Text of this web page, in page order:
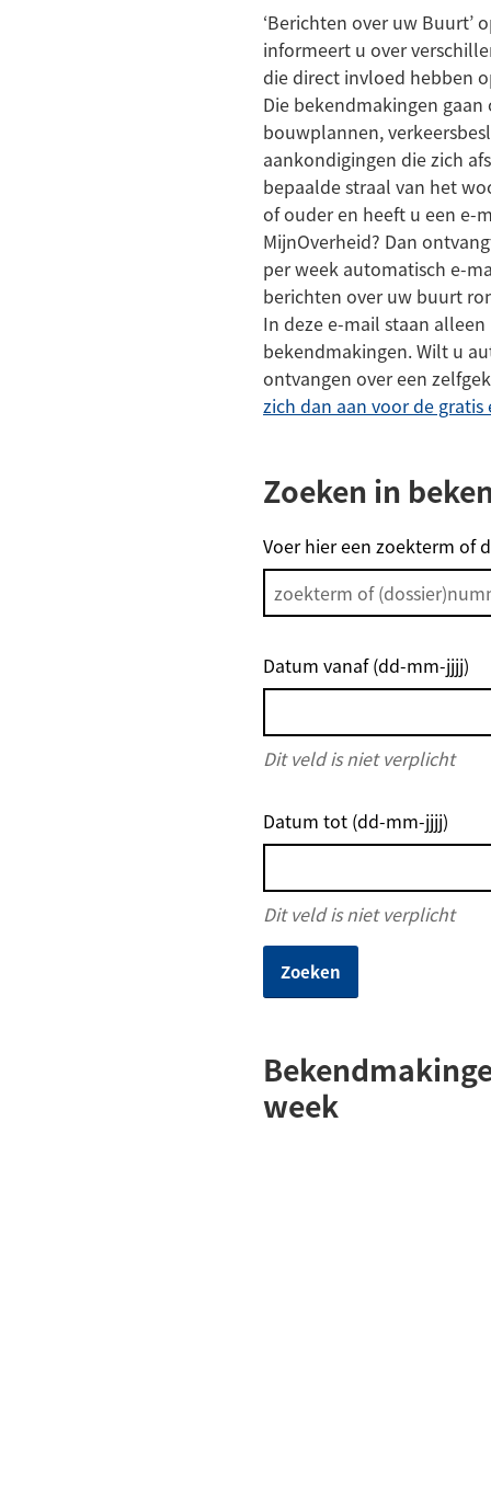
‘Berichten over uw Buurt’
informeert u over
die direct invloed hebben
Die bekendmakingen
bouwplannen,
aankondigingen die zich
bepaalde straal van het
of ouder en heeft u een e-
MijnOverheid? Dan
per week automatisch e-
berichten over uw buurt
In deze e-mail staan
bekendmakingen. Wilt u
ontvangen over een
zich dan aan voor de gratis
Zoeken in
Voer hier een zoekterm of
Datum vanaf (dd-mm-jjjj)
Dit veld is niet verplicht
Datum tot (dd-mm-jjjj)
Dit veld is niet verplicht
week